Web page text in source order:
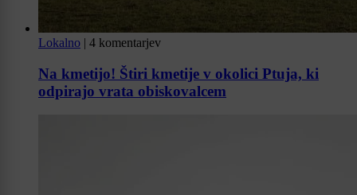
Lokalno | 4 komentarjev
Na kmetijo! Štiri kmetije v okolici Ptuja, ki
odpirajo vrata obiskovalcem